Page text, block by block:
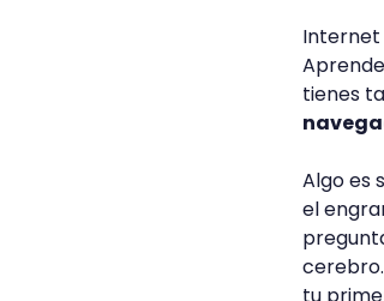
Internet
tienes
Algo es
el